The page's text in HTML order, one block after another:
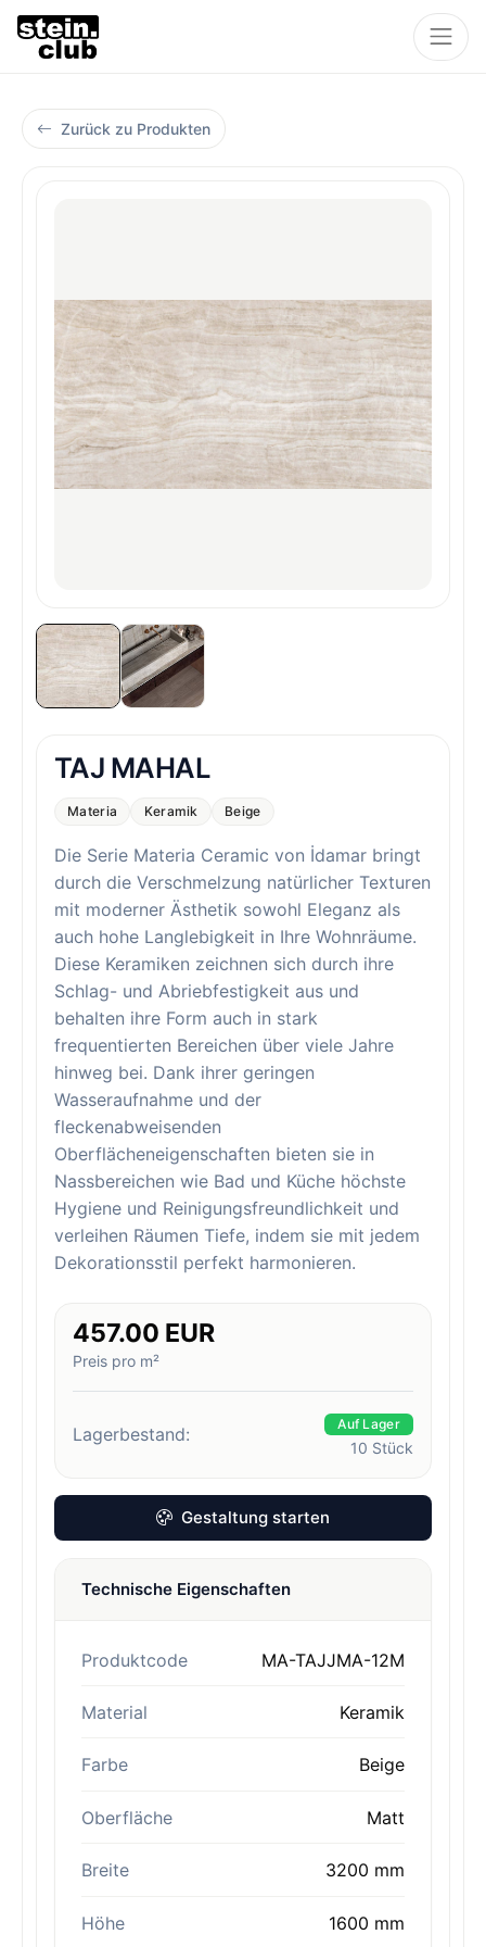
Zurück zu Produkten
TAJ MAHAL
Materia Keramik Beige
Die Serie Materia Ceramic von İdamar bringt
durch die Verschmelzung natürlicher Texturen
mit moderner Ästhetik sowohl Eleganz als
auch hohe Langlebigkeit in Ihre Wohnräume.
Diese Keramiken zeichnen sich durch ihre
Schlag- und Abriebfestigkeit aus und
behalten ihre Form auch in stark
frequentierten Bereichen über viele Jahre
hinweg bei. Dank ihrer geringen
Wasseraufnahme und der
fleckenabweisenden
Oberflächeneigenschaften bieten sie in
Nassbereichen wie Bad und Küche höchste
Hygiene und Reinigungsfreundlichkeit und
verleihen Räumen Tiefe, indem sie mit jedem
Dekorationsstil perfekt harmonieren.
457.00 EUR
Preis pro m²
Lagerbestand: Auf Lager
10 Stück
Gestaltung starten
Technische Eigenschaften
Produktcode MA-TAJJMA-12M
Material Keramik
Farbe Beige
Oberfläche Matt
Breite 3200 mm
Höhe 1600 mm